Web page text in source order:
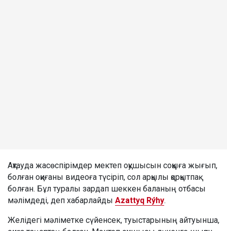
Ақтауда жасөспірімдер мектеп оқушысын соққыға жығып,
болған оқиғаны видеоға түсіріп, сол арқылы қорқытпақ
болған. Бұл туралы зардап шеккен баланың отбасы
мәлімдеді, деп хабарлайды Azattyq Rýhy.
Желідегі мәліметке сүйенсек, туыстарының айтуынша,